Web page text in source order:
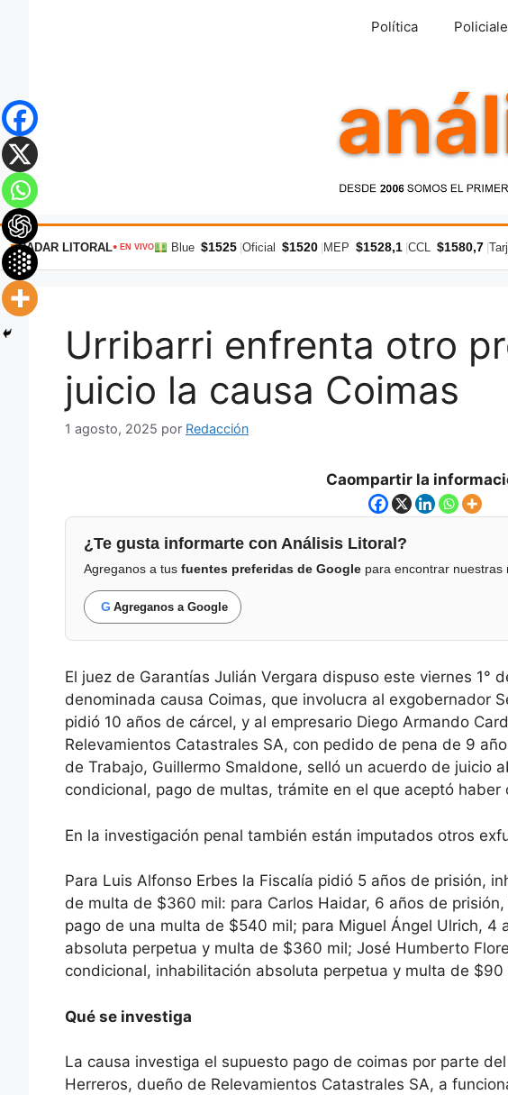
Política
RADAR LITORAL● EN VIVO Blue $1525 Oficial $1520 MEP $1528,1 CCL $1580,7
Urribarri enfrenta otro
juicio la causa Coimas
1 agosto, 2025 por Redacción
Caompartir la
¿Te gusta informarte con Análisis Litoral?
Agreganos a tus fuentes preferidas de Google para encontrar nuestras
G Agreganos a Google
El juez de Garantías Julián Vergara dispuso este viernes 1°
denominada causa Coimas, que involucra al exgobernador
pidió 10 años de cárcel, y al empresario Diego Armando
Relevamientos Catastrales SA, con pedido de pena de 9
de Trabajo, Guillermo Smaldone, selló un acuerdo de juicio
condicional, pago de multas, trámite en el que aceptó haber
En la investigación penal también están imputados otros
Para Luis Alfonso Erbes la Fiscalía pidió 5 años de prisión,
de multa de $360 mil: para Carlos Haidar, 6 años de
pago de una multa de $540 mil; para Miguel Ángel Ulrich, 4
absoluta perpetua y multa de $360 mil; José Humberto
condicional, inhabilitación absoluta perpetua y multa de $90
Qué se investiga
La causa investiga el supuesto pago de coimas por parte
Herreros, dueño de Relevamientos Catastrales SA, a